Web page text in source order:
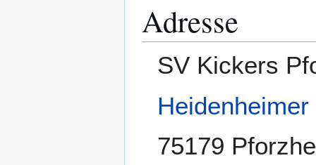
Adresse
SV Kickers
75179